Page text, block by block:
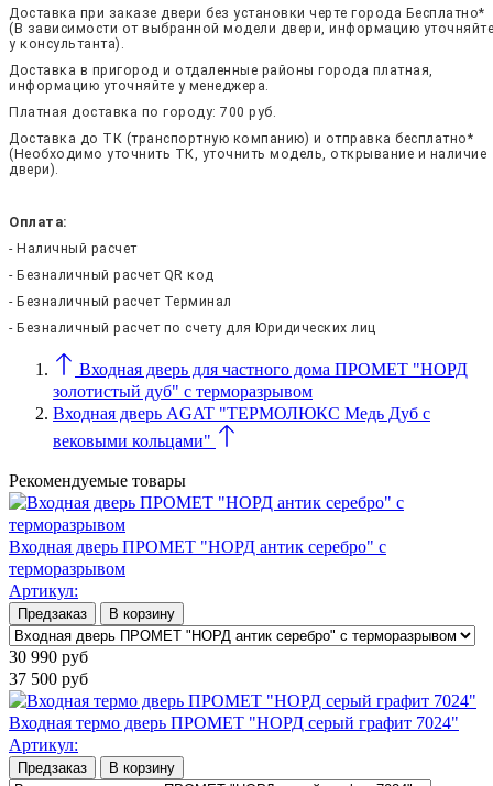
Доставка при заказе двери без установки черте города Бесплатно*
(В зависимости от выбранной модели двери, информацию уточняйте
у консультанта).
Доставка в пригород и отдаленные районы города платная,
информацию уточняйте у менеджера.
Платная доставка по городу: 700 руб.
Доставка до ТК (транспортную компанию) и отправка бесплатно*
(Необходимо уточнить ТК, уточнить модель, открывание и наличие
двери).
Оплата:
- Наличный расчет
- Безналичный расчет QR код
- Безналичный расчет Терминал
- Безналичный расчет по счету для Юридических лиц
Входная дверь для частного дома ПРОМЕТ "НОРД
золотистый дуб" с терморазрывом
Входная дверь AGAT "ТЕРМОЛЮКС Медь Дуб с
вековыми кольцами"
Рекомендуемые товары
Входная дверь ПРОМЕТ "НОРД антик серебро" с
терморазрывом
Артикул:
Предзаказ В корзину
30 990 руб
37 500 руб
Входная термо дверь ПРОМЕТ "НОРД серый графит 7024"
Артикул:
Предзаказ В корзину